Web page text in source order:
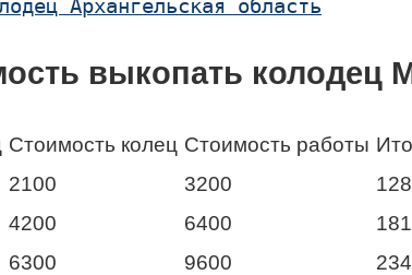
Архангельская область
выкопать колодец
Стоимость колец Стоимость работы
2100 3200
4200 6400
6300 9600